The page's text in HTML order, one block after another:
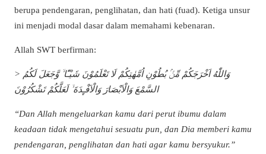
berupa pendengaran, penglihatan, dan hati (fuad). Ketiga unsur
ini menjadi modal dasar dalam memahami kebenaran.
Allah SWT berfirman:
> وَاللّٰهُ اَخْرَجَكُمْ مِّنْۢ بُطُوْنِ اُمَّهٰتِكُمْ لَا تَعْلَمُوْنَ شَيْـًٔا ۙ وَّجَعَلَ لَكُمُ
السَّمْعَ وَالْاَبْصَارَ وَالْاَفْـِٕدَةَ ۙ لَعَلَّكُمْ تَشْكُرُوْنَ
“Dan Allah mengeluarkan kamu dari perut ibumu dalam
keadaan tidak mengetahui sesuatu pun, dan Dia memberi kamu
pendengaran, penglihatan dan hati agar kamu bersyukur.”